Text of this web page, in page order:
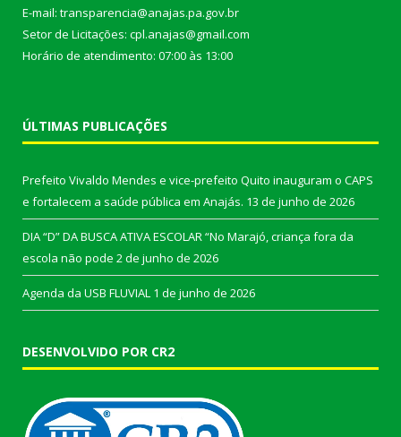
E-mail: transparencia@anajas.pa.gov.br
Setor de Licitações: cpl.anajas@gmail.com
Horário de atendimento: 07:00 às 13:00
ÚLTIMAS PUBLICAÇÕES
Prefeito Vivaldo Mendes e vice-prefeito Quito inauguram o CAPS
e fortalecem a saúde pública em Anajás. 13 de junho de 2026
DIA “D” DA BUSCA ATIVA ESCOLAR “No Marajó, criança fora da
escola não pode 2 de junho de 2026
Agenda da USB FLUVIAL 1 de junho de 2026
DESENVOLVIDO POR CR2